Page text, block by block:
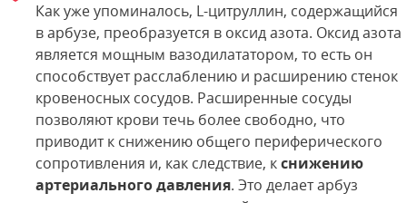
Как уже упоминалось, L-цитруллин, содержащийся
в арбузе, преобразуется в оксид азота. Оксид азота
является мощным вазодилататором, то есть он
способствует расслаблению и расширению стенок
кровеносных сосудов. Расширенные сосуды
позволяют крови течь более свободно, что
приводит к снижению общего периферического
сопротивления и, как следствие, кснижению
артериального давления. Это делает арбуз